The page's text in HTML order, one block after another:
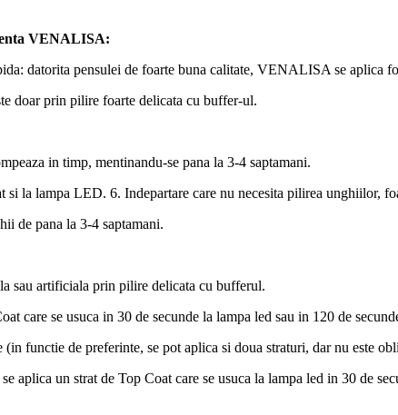
VENALISA:
datorita pensulei de foarte buna calitate, VENALISA se aplica
doar prin pilire foarte delicata cu buffer-ul.
in timp, mentinandu-se pana la 3-4 saptamani.
si la lampa LED. 6. Indepartare care nu necesita pilirea unghiilor,
de pana la 3-4 saptamani.
sau artificiala prin pilire delicata cu bufferul.
care se usuca in 30 de secunde la lampa led sau in 120 de
(in functie de preferinte, se pot aplica si doua straturi, dar nu este
aplica un strat de Top Coat care se usuca la lampa led in 30 de